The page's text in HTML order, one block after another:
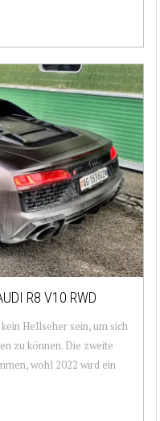
R8 V10 RWD
Hellseher sein, um sich
zu können. Die zweite
wohl 2022 wird ein